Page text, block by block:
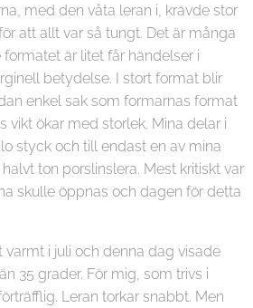
med den våta leran i, krävde stor
att allt var så tungt. Det är många
är litet får händelser i
betydelse. I stort format blir
enkel sak som formarnas format
vikt ökar med storlek. Mina delar i
styck och till endast en av mina
ton porslinslera. Mest kritiskt var
skulle öppnas och dagen för detta
varmt i juli och denna dag visade
35 grader. För mig, som trivs i
Leran torkar snabbt. Men